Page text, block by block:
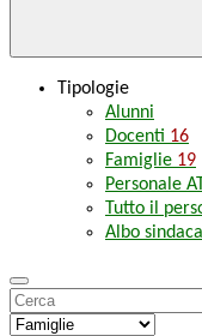
Tipologie
Alunni
Docenti 16
Famiglie 19
Personale
Tutto il
Albo